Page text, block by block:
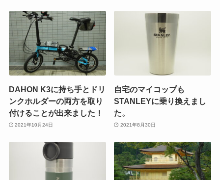
DAHON K3に持ち手とドリ
ンクホルダーの両方を取り
付けることが出来ました！
2021年10月24日
自宅のマイコップも
STANLEYに乗り換えまし
た。
2021年8月30日